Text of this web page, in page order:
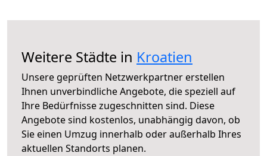
Weitere Städte in Kroatien
Unsere geprüften Netzwerkpartner erstellen
Ihnen unverbindliche Angebote, die speziell auf
Ihre Bedürfnisse zugeschnitten sind. Diese
Angebote sind kostenlos, unabhängig davon, ob
Sie einen Umzug innerhalb oder außerhalb Ihres
aktuellen Standorts planen.